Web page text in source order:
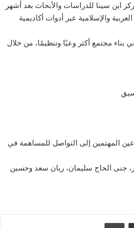
سينا للدراسات والأبحاث بعد أشهر
والإسلامية عبر أدوات أكاديمية
مجتمع أكثر وعيًا وتنظيمًا، من خلال
المهتمين إلى التواصل للمساهمة في
جنى الحاج سليمان، ريان سعد وحسين